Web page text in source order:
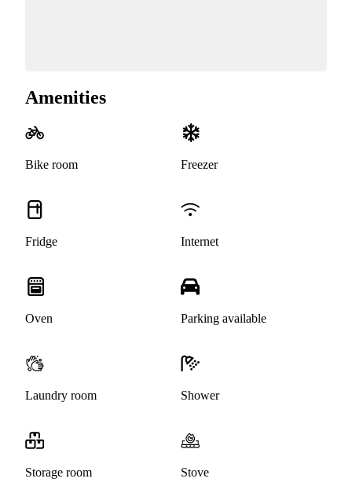
Amenities
Bike room Freezer
Fridge Internet
Oven Parking available
Laundry room Shower
Storage room Stove